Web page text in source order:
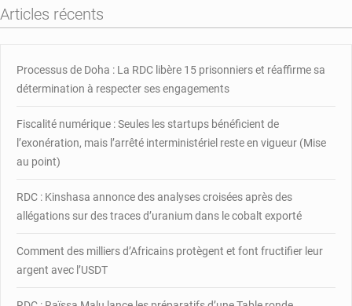
de
l’électricité
Articles récents
Processus de Doha : La RDC libère 15 prisonniers et réaffirme sa
détermination à respecter ses engagements
Fiscalité numérique : Seules les startups bénéficient de
l’exonération, mais l’arrêté interministériel reste en vigueur (Mise
au point)
RDC : Kinshasa annonce des analyses croisées après des
allégations sur des traces d’uranium dans le cobalt exporté
Comment des milliers d’Africains protègent et font fructifier leur
argent avec l’USDT